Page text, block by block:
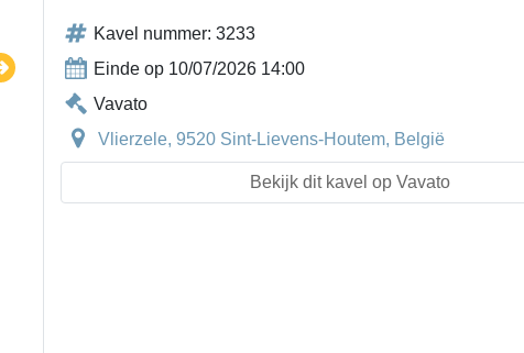
Kavel nummer: 3233
Einde op 10/07/2026 14:00
Vavato
Vlierzele, 9520 Sint-Lievens-Houtem, België
Bekijk dit kavel op Vavato